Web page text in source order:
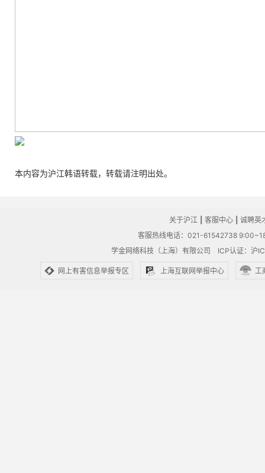
本内容为沪江韩语转载，转载请注明出处。
关于沪江 客服中心
诚聘英
客服热线电话：021-61542738
学金网络科技（上海）有限公司 ICP认证：沪
网上有害信息举报专区 上海互联网举报中心 工